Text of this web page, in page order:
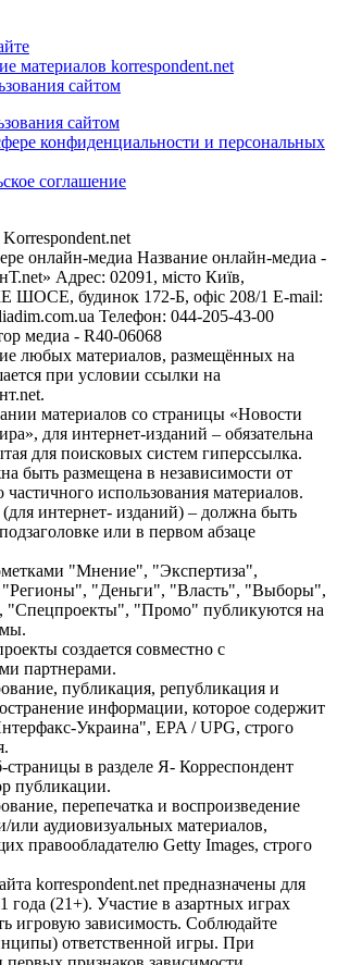
материалов korrespondent.net
сайтом
сайтом
конфиденциальности и персональных
соглашение
онлайн-медиа Название онлайн-медиа -
Адрес: 02091, місто Київ,
будинок 172-Б, офіс 208/1 E-mail:
Телефон: 044-205-43-00
медиа - R40-06068
любых материалов, размещённых на
при условии ссылки на
материалов со страницы «Новости
для интернет-изданий – обязательна
для поисковых систем гиперссылка.
быть размещена в независимости от
частичного использования материалов.
интернет- изданий) – должна быть
или в первом абзаце
"Мнение", "Экспертиза",
"Регионы", "Деньги", "Власть", "Выборы",
"Спецпроекты", "Промо" публикуются на
создается совместно с
партнерами.
публикация, републикация и
информации, которое содержит
Украина", EPA / UPG, строго
страницы в разделе Я- Корреспондент
публикации.
перепечатка и воспроизведение
или аудиовизуальных материалов,
правообладателю Getty Images, строго
korrespondent.net предназначены для
года (21+). Участие в азартных играх
игровую зависимость. Соблюдайте
ответственной игры. При